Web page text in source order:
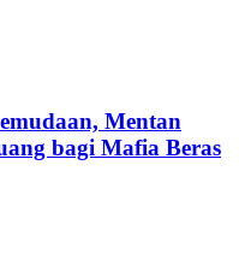
Mentan
bagi Mafia Beras